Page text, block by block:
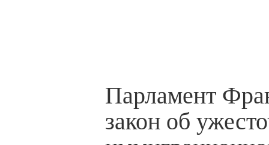
Парламент
закон об